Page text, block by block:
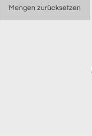
Mengen zurücksetzen